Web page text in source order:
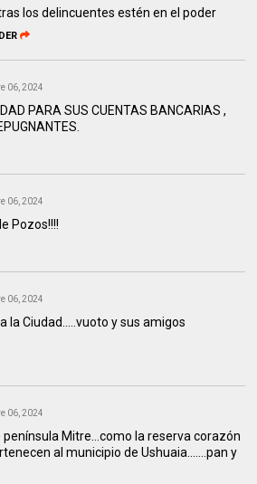
los delincuentes estén en el poder
06, 2024
PARA SUS CUENTAS BANCARIAS ,
06, 2024
Pozos!!!!
06, 2024
la Ciudad.....vuoto y sus amigos
06, 2024
Mitre...como la reserva corazón
al municipio de Ushuaia.......pan y